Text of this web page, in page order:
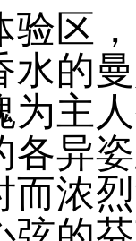
验区
水的
为主
各异
而浓